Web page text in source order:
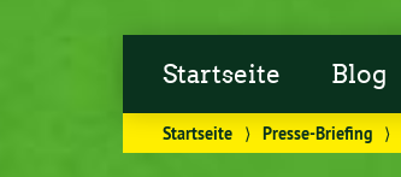
Startseite Blog
Startseite ⟩ Presse-Briefing ⟩